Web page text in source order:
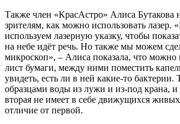
Также член «КрасАстро» Алиса Бутакова
зрителям, как можно использовать лазер.
используем лазерную указку, чтобы
на небе идёт речь. Но также мы можем
микроскоп», – Алиса показала, что можно
лист бумаги, между ними поместить
увидеть, есть ли в ней какие-то
образцами воды из лужи и из-под крана, и
вторая не имеет в себе движущихся
отличие от первой.